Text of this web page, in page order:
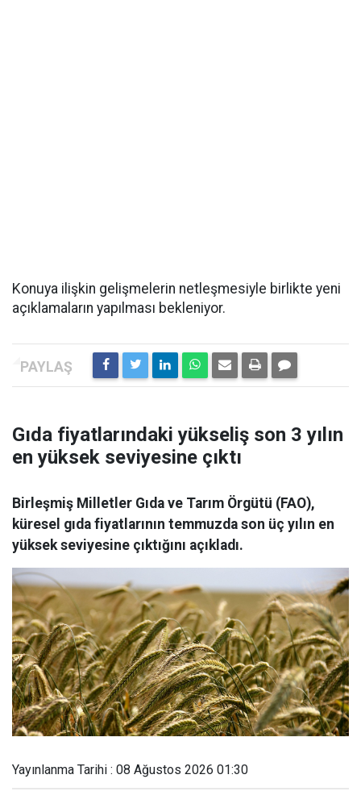
Konuya ilişkin gelişmelerin netleşmesiyle birlikte yeni
açıklamaların yapılması bekleniyor.
Gıda fiyatlarındaki yükseliş son 3 yılın
en yüksek seviyesine çıktı
Birleşmiş Milletler Gıda ve Tarım Örgütü (FAO),
küresel gıda fiyatlarının temmuzda son üç yılın en
yüksek seviyesine çıktığını açıkladı.
Yayınlanma Tarihi : 08 Ağustos 2026 01:30